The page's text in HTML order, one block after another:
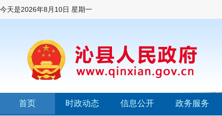
今天是2026年8月10日 星期一
首页 时政动态 信息公开 政务服务